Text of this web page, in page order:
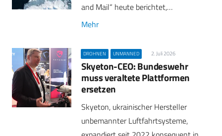
and Mail“ heute berichtet,…
Mehr
DROHNEN UNMANNED 2. Juli 2026
Skyeton-CEO: Bundeswehr
muss veraltete Plattformen
ersetzen
Skyeton, ukrainischer Hersteller
unbemannter Luftfahrtsysteme,